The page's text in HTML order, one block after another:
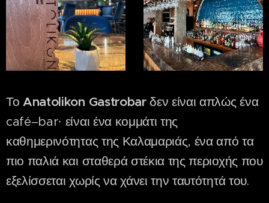
ΤοAnatolikon Gastrobarδεν είναι απλώς ένα
café–bar· είναι ένα κομμάτι της
καθημερινότητας της Καλαμαριάς, ένα από τα
πιο παλιά και σταθερά στέκια της περιοχής που
εξελίσσεται χωρίς να χάνει την ταυτότητά του.